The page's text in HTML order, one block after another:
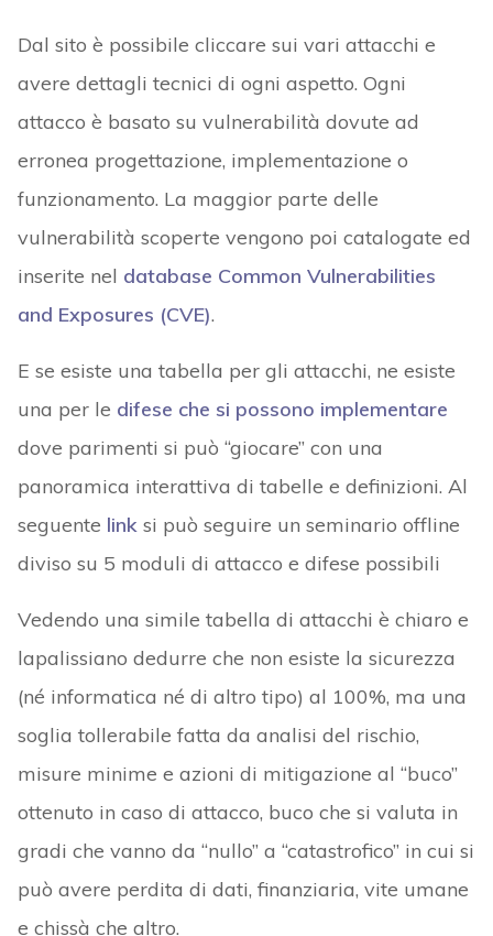
Dal sito è possibile cliccare sui vari attacchi e
avere dettagli tecnici di ogni aspetto. Ogni
attacco è basato su vulnerabilità dovute ad
erronea progettazione, implementazione o
funzionamento. La maggior parte delle
vulnerabilità scoperte vengono poi catalogate ed
inserite nel database Common Vulnerabilities
and Exposures (CVE).
E se esiste una tabella per gli attacchi, ne esiste
una per le difese che si possono implementare
dove parimenti si può “giocare” con una
panoramica interattiva di tabelle e definizioni. Al
seguente link si può seguire un seminario offline
diviso su 5 moduli di attacco e difese possibili
Vedendo una simile tabella di attacchi è chiaro e
lapalissiano dedurre che non esiste la sicurezza
(né informatica né di altro tipo) al 100%, ma una
soglia tollerabile fatta da analisi del rischio,
misure minime e azioni di mitigazione al “buco”
ottenuto in caso di attacco, buco che si valuta in
gradi che vanno da “nullo” a “catastrofico” in cui si
può avere perdita di dati, finanziaria, vite umane
e chissà che altro.